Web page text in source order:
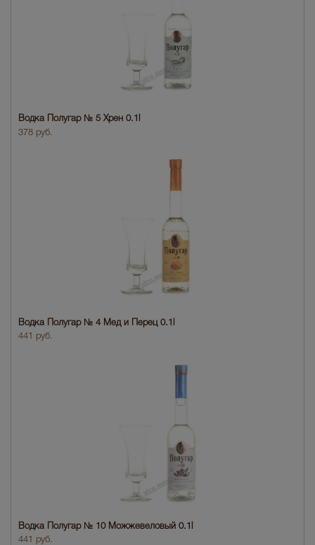
Водка Полугар № 5 Хрен 0.1l
378 руб.
Водка Полугар № 4 Мед и Перец 0.1l
441 руб.
Водка Полугар № 10 Можжевеловый 0.1l
441 руб.